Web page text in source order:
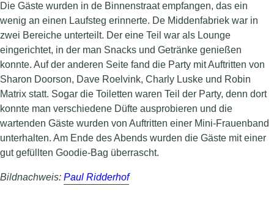
Die Gäste wurden in de Binnenstraat empfangen, das ein
wenig an einen Laufsteg erinnerte. De Middenfabriek war in
zwei Bereiche unterteilt. Der eine Teil war als Lounge
eingerichtet, in der man Snacks und Getränke genießen
konnte. Auf der anderen Seite fand die Party mit Auftritten von
Sharon Doorson, Dave Roelvink, Charly Luske und Robin
Matrix statt. Sogar die Toiletten waren Teil der Party, denn dort
konnte man verschiedene Düfte ausprobieren und die
wartenden Gäste wurden von Auftritten einer Mini-Frauenband
unterhalten. Am Ende des Abends wurden die Gäste mit einer
gut gefüllten Goodie-Bag überrascht.
Bildnachweis: Paul Ridderhof